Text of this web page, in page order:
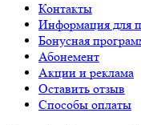
Контакты
Информация для
Бонусная
Абонемент
Акции и реклама
Оставить отзыв
Способы оплаты